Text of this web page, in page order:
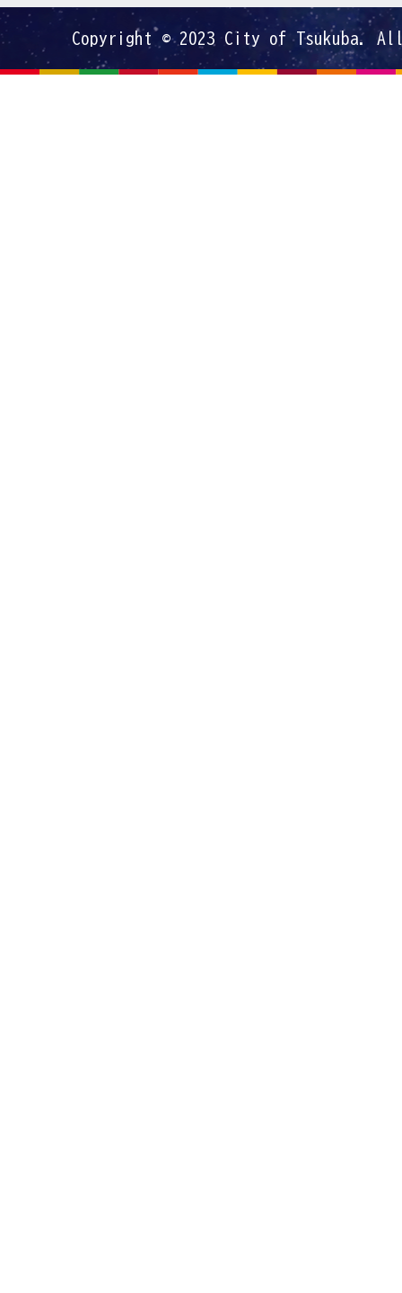
Copyright © 2023 City of Tsukuba.